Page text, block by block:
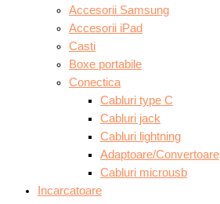
Accesorii Samsung
Accesorii iPad
Casti
Boxe portabile
Conectica
Cabluri type C
Cabluri jack
Cabluri lightning
Adaptoare/Convertoare
Cabluri microusb
Incarcatoare